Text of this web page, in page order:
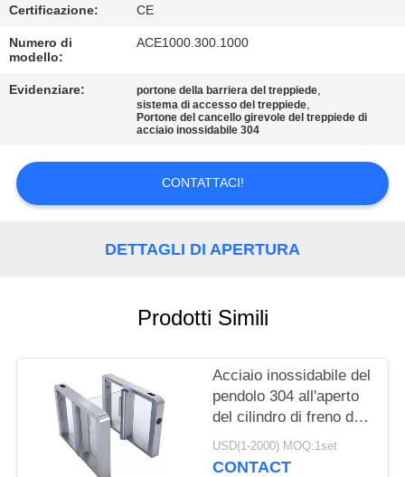
NOTIZIE
RICHIEDA
CITAZIONE
MAPPA
POLICY
Certificazione: CE
Numero di
modello:
ACE1000.300.1000
Evidenziare: portone della barriera del treppiede,
sistema di accesso del treppiede,
Portone del cancello girevole del treppiede di
acciaio inossidabile 304
CONTATTACI!
DETTAGLI DI APERTURA
Prodotti Simili
Acciaio inossidabile del
pendolo 304 all'aperto
del cilindro di freno di
forma dell'arco del
cancello girevole di
USD(1-2000) MOQ:1set
CONTACT